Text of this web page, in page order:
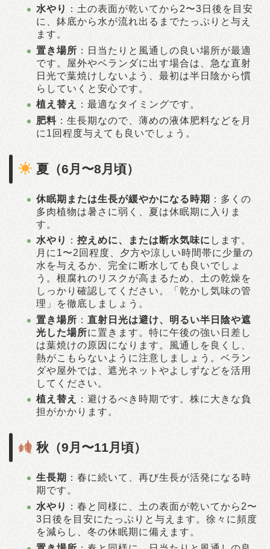
水やり
：土の表面が乾いてから2〜3日後を目安
に、鉢底から水が流れ出るまでたっぷりと与え
ます。
置き場所 ：日当たりと風通しの良い場所が最適
です。屋外やベランダに出す場合は、急な直射
日光で葉焼けしないよう、最初は半日陰から慣
らしていくと安心です。
植え替え
：最適なタイミングです。
肥料 ：生長期なので、薄めの液体肥料などを月
に1回程度与えても良いでしょう。
夏（6月〜8月頃）
休眠期または生長が緩やかになる時期 ：多くの
多肉植物は暑さに弱く、夏は休眠期に入りま
す。
水やり
： 控えめに、または断水気味に します。
月に1〜2回程度、夕方や涼しい時間帯に少量の
水を与えるか、完全に断水しても良いでしょ
う。根腐れのリスクが高まるため、土の乾燥を
しっかり確認してください。「乾かし気味の管
理」を徹底しましょう。
置き場所 ： 直射日光は避け、明るい半日陰や遮
光した場所に置きます。特に午後の強い日差し
は葉焼けの原因になります。風通しを良くし、
熱がこもらないように注意しましょう。ベラン
ダや屋外では、遮光ネットやよしずなどを活用
してください。
植え替え
：避けるべき時期です。株に大きな負
担がかかります。
秋（9月〜11月頃）
生長期 ：春に続いて、再び生長が活発になる時
期です。
水やり
：春と同様に、土の表面が乾いてから2〜
3日後を目安にたっぷりと与えます。徐々に頻度
を減らし、冬の休眠期に備えます。